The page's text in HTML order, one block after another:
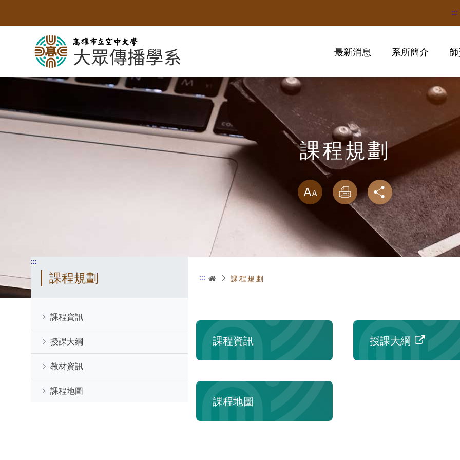
要
:::
最新消息 系所簡介
課程規劃
略過字型切
放大
列印 分享
:::
課程規劃
課程資訊
授課大綱
教材資訊
課程地圖
::: 首頁課程規劃
課程資訊 授課大綱
課程地圖